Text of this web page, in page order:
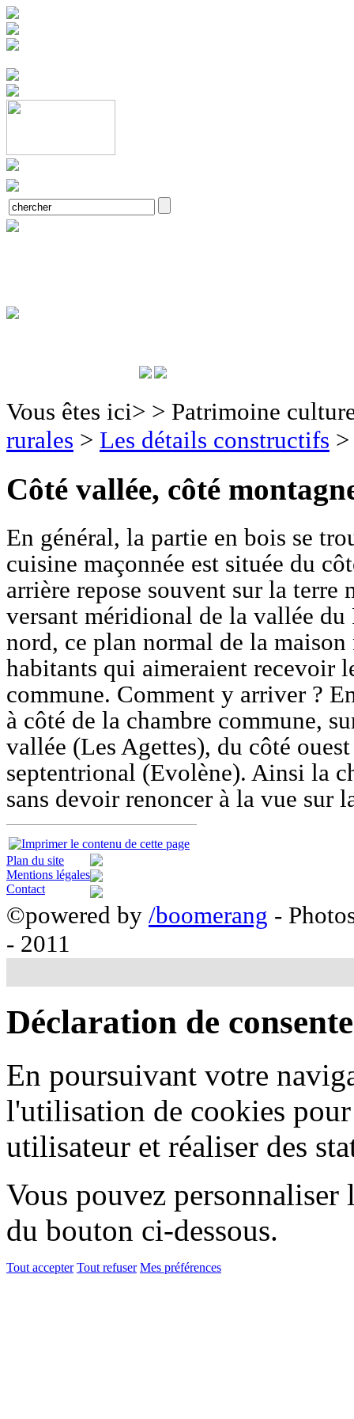
Vous êtes ici> > Patrimoine
rurales > Les détails constructifs
Côté vallée, côté
En général, la partie en bois se
cuisine maçonnée est située du
arrière repose souvent sur la terre
versant méridional de la vallée
nord, ce plan normal de la maison
habitants qui aimeraient recevoir
commune. Comment y arriver ?
à côté de la chambre commune,
vallée (Les Agettes), du côté
septentrional (Evolène). Ainsi la
sans devoir renoncer à la vue sur
Plan du site
Mentions légales
Contact
©powered by /boomerang -
- 2011
Déclaration de
En poursuivant votre
l'utilisation de cookies
utilisateur et réaliser des
Vous pouvez
du bouton ci-dessous.
Tout accepter Tout refuser Mes préférences